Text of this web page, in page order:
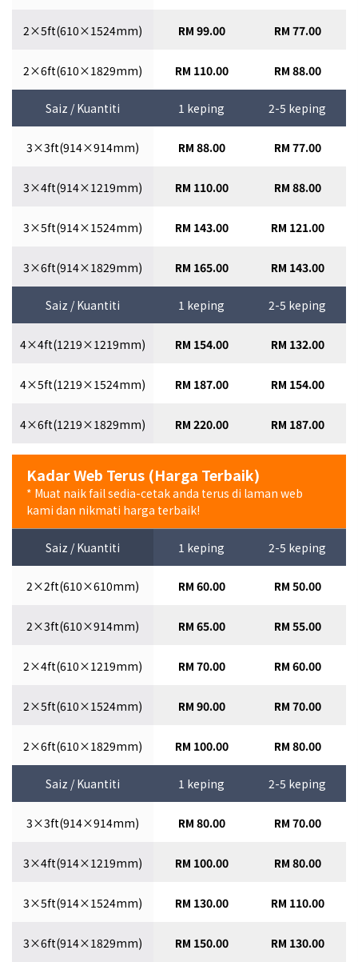
2×5ft(610×1524mm) RM 99.00 RM 77.00
2×6ft(610×1829mm) RM 110.00 RM 88.00
Saiz / Kuantiti 1 keping 2-5 keping
3×3ft(914×914mm) RM 88.00 RM 77.00
3×4ft(914×1219mm) RM 110.00 RM 88.00
3×5ft(914×1524mm) RM 143.00 RM 121.00
3×6ft(914×1829mm) RM 165.00 RM 143.00
Saiz / Kuantiti 1 keping 2-5 keping
4×4ft(1219×1219mm) RM 154.00 RM 132.00
4×5ft(1219×1524mm) RM 187.00 RM 154.00
4×6ft(1219×1829mm) RM 220.00 RM 187.00
Kadar Web Terus (Harga Terbaik)
* Muat naik fail sedia-cetak anda terus di laman web
kami dan nikmati harga terbaik!
Saiz / Kuantiti 1 keping 2-5 keping
2×2ft(610×610mm) RM 60.00 RM 50.00
2×3ft(610×914mm) RM 65.00 RM 55.00
2×4ft(610×1219mm) RM 70.00 RM 60.00
2×5ft(610×1524mm) RM 90.00 RM 70.00
2×6ft(610×1829mm) RM 100.00 RM 80.00
Saiz / Kuantiti 1 keping 2-5 keping
3×3ft(914×914mm) RM 80.00 RM 70.00
3×4ft(914×1219mm) RM 100.00 RM 80.00
3×5ft(914×1524mm) RM 130.00 RM 110.00
3×6ft(914×1829mm) RM 150.00 RM 130.00